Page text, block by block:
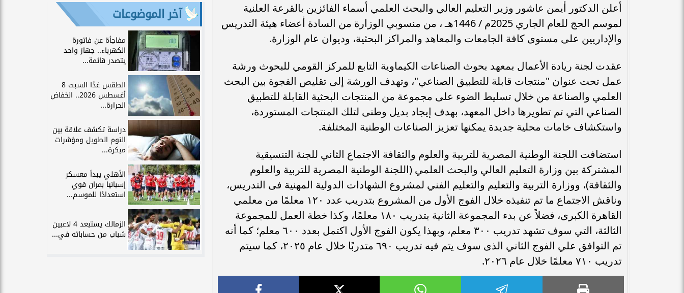
أعلن الدكتور أيمن عاشور وزير التعليم العالي والبحث العلمي أسماء الفائزين بالقرعة العلنية
لموسم الحج للعام الجاري 2025م / 1446هـ ، من منسوبي الوزارة من السادة أعضاء هيئة التدريس
والإداريين على مستوى كافة الجامعات والمعاهد والمراكز البحثية، وديوان عام الوزارة.
عقدت لجنة ريادة الأعمال بمعهد بحوث الصناعات الكيماوية التابع للمركز القومي للبحوث ورشة
عمل تحت عنوان "منتجات قابلة للتطبيق الصناعي"، وتهدف الورشة إلى تقليص الفجوة بين البحث
العلمي والصناعة من خلال تسليط الضوء على مجموعة من المنتجات البحثية القابلة للتطبيق
الصناعي التي تم تطويرها داخل المعهد، بهدف إيجاد بديل وطنى لتلك المنتجات المستوردة،
واستكشاف خامات محلية جديدة يمكنها تعزيز الصناعات الوطنية المختلفة.
استضافت اللجنة الوطنية المصرية للتربية والعلوم والثقافة الاجتماع الثاني للجنة التنسيقية
المشتركة بين وزارة التعليم العالي والبحث العلمي (اللجنة الوطنية المصرية للتربية والعلوم
والثقافة)، ووزارة التربية والتعليم والتعليم الفني لمشروع الشهادات الدولية المهنية فى التدريس،
وناقش الاجتماع ما تم تنفيذه خلال الفوج الأول من المشروع بتدريب عدد ١٢٠ معلمًا من معلمي
القاهرة الكبرى، فضلاً عن بدء المجموعة الثانية بتدريب ١٨٠ معلمًا، وكذا خطة العمل للمجموعة
الثالثة، التي سوف تشهد تدريب ٣٠٠ معلم، وبهذا يكون الفوج الأول اكتمل بعدد ٦٠٠ معلم؛ كما أنه
تم التوافق علي الفوج الثاني الذى سوف يتم فيه تدريب ٦٩٠ متدربًا خلال عام ٢٠٢٥، كما سيتم
تدريب ٧١٠ معلمًا خلال عام ٢٠٢٦.
آخر الموضوعات
مفاجأة عن فاتورة
الكهرباء.. جهاز واحد
يتصدر قائمة...
الطقس غدًا السبت 8
أغسطس 2026.. انخفاض
الحرارة...
دراسة تكشف علاقة بين
النوم الطويل ومؤشرات
مبكرة...
الأهلي يبدأ معسكر
إسبانيا بمران قوي
استعدادًا للموسم...
الزمالك يستبعد 4 لاعبين
شباب من حساباته في...